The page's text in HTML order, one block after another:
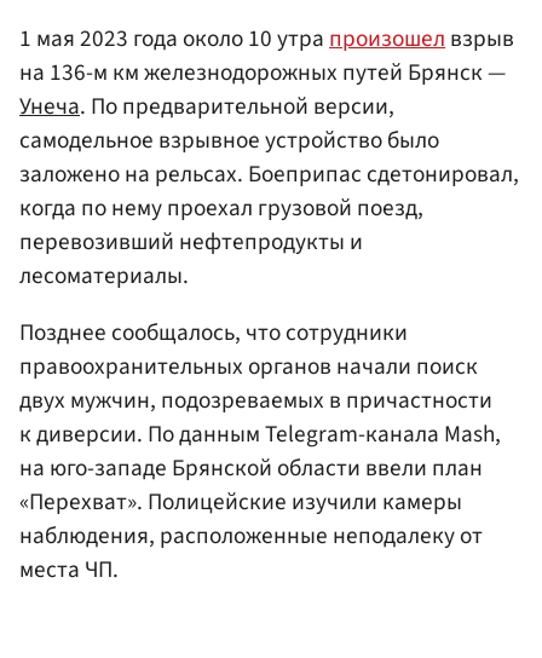
1 мая 2023 года около 10 утрапроизошелвзрыв
на 136-м км железнодорожных путей Брянск —
Унеча. По предварительной версии,
самодельное взрывное устройство было
заложено на рельсах. Боеприпас сдетонировал,
когда по нему проехал грузовой поезд,
перевозивший нефтепродукты и
лесоматериалы.
Позднее сообщалось, что сотрудники
правоохранительных органов начали поиск
двух мужчин, подозреваемых в причастности
к диверсии. По данным Telegram-канала Mash,
на юго-западе Брянской области ввели план
«Перехват». Полицейские изучили камеры
наблюдения, расположенные неподалеку от
места ЧП.